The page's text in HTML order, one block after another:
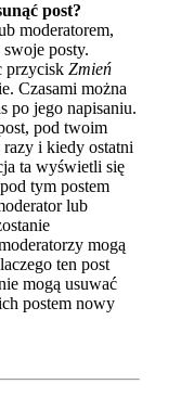
post?
moderatorem,
posty.
przycisk Zmień
Czasami można
po jego napisaniu.
pod twoim
i kiedy ostatni
ta wyświetli się
tym postem
lub
mogą
ten post
mogą usuwać
postem nowy